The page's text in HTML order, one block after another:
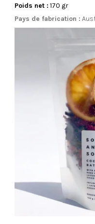
Poids net : 170 gr
Pays de fabrication :